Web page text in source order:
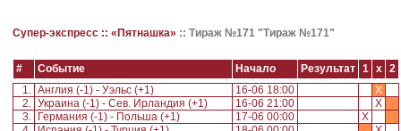
Супер-экспресс :: «Пятнашка» :: Тираж №171 "Тираж №171"
# Событие Начало Результат 1 x
2
1. Англия (-1) - Уэльс (+1) 16-06 18:00
X
2. Украина (-1) - Сев. Ирландия (+1) 16-06 21:00
X
3.
Германия (-1) - Польша (+1) 17-06 00:00
X